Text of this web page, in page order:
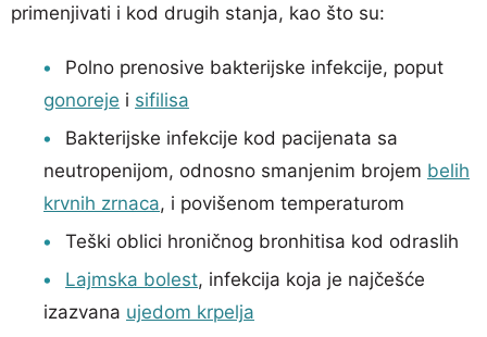
primenjivati i kod drugih stanja, kao što su:
Polno prenosive bakterijske infekcije, poput
gonoreje i sifilisa
Bakterijske infekcije kod pacijenata sa
neutropenijom, odnosno smanjenim brojem belih
krvnih zrnaca, i povišenom temperaturom
Teški oblici hroničnog bronhitisa kod odraslih
Lajmska bolest, infekcija koja je najčešće
izazvana ujedom krpelja